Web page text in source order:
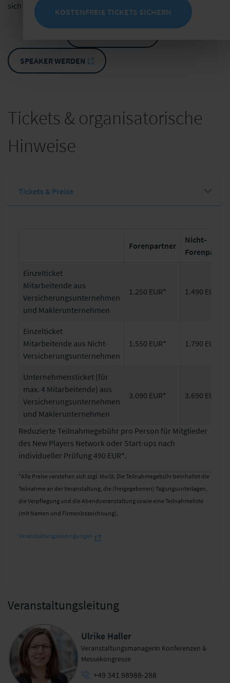
sich dem Kreis der Teilnehmenden fachlich zu präsentieren.
SPEAKER WERDEN
Tickets & organisatorische
Hinweise
Tickets & Preise
Forenpartner
Nicht-
Einzelticket
Mitarbeitende aus
Versicherungsunternehmen
und Maklerunternehmen
1.250 EUR* 1.490 EUR*
Einzelticket
Mitarbeitende aus Nicht-
Versicherungsunternehmen
1.550 EUR* 1.790 EUR*
Unternehmensticket (für
max. 4 Mitarbeitende) aus
Versicherungsunternehmen
und Maklerunternehmen
3.090 EUR* 3.690 EUR*
Reduzierte Teilnahmegebühr pro Person für Mitglieder
des New Players Network oder Start-ups nach
individueller Prüfung 490 EUR*.
*Alle Preise verstehen sich zzgl. MwSt. Die Teilnahmegebühr beinhaltet die
Teilnahme an der Veranstaltung, die (freigegebenen) Tagungsunterlagen,
die Verpflegung und die Abendveranstaltung sowie eine Teilnahmeliste
(mit Namen und Firmenbezeichnung).
Veranstaltungsbedingungen
Veranstaltungsleitung
Ulrike Haller
Veranstaltungsmanagerin Konferenzen &
Messekongresse
+49 341 98988-288
KOSTENFREIE TICKETS SICHERN